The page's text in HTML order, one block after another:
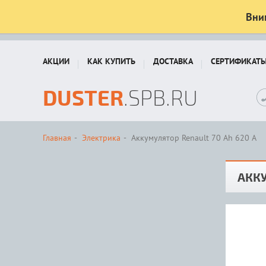
АКЦИИ КАК КУПИТЬ ДОСТАВКА
DUSTER.SPB.RU
Главная Электрика Аккумулятор Renault 70 Ah 620 A